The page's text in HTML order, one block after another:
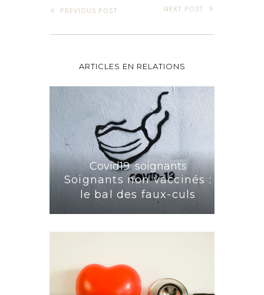
PREVIOUS POST NEXT POST
ARTICLES EN RELATIONS
Covid19,soignants
Soignants non vaccinés :
le bal des faux-culs